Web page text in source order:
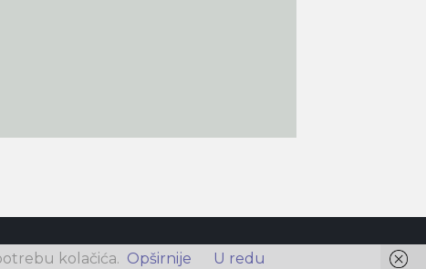
kolačića. Opširnije U redu